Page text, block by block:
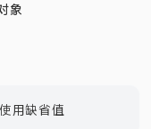
象
用缺省值